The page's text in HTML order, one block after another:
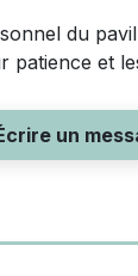
du
patience et
un